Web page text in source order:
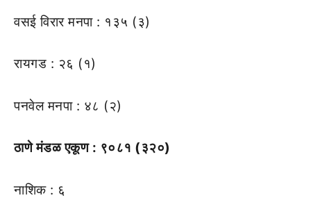
वसई विरार मनपा : १३५ (३)
रायगड : २६ (१)
पनवेल मनपा : ४८ (२)
ठाणे मंडळ एकूण : ९०८१ (३२०)
नाशिक : ६